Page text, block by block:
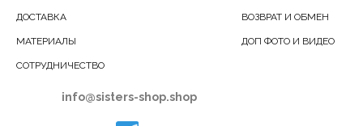
info@sisters-shop.shop
ДОСТАВКА ВОЗВРАТ И ОБМЕН
ДОП ФОТО И ВИДЕО
МАТЕРИАЛЫ
СОТРУДНИЧЕСТВО